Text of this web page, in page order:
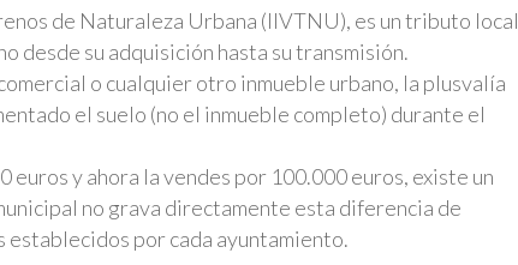
de Naturaleza Urbana (IIVTNU), es un tributo local
desde su adquisición hasta su transmisión.
o cualquier otro inmueble urbano, la plusvalía
el suelo (no el inmueble completo) durante el
y ahora la vendes por 100.000 euros, existe un
no grava directamente esta diferencia de
por cada ayuntamiento.